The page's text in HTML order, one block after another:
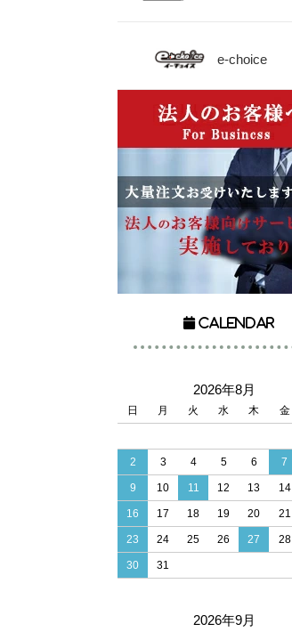
e-choice
Calendar
2026年8月
日 月 火 水 木 金
2 3 4 5 6 7
9 10 11 12 13 14
16 17 18 19 20 21
23 24 25 26 27 28
30 31
2026年9月